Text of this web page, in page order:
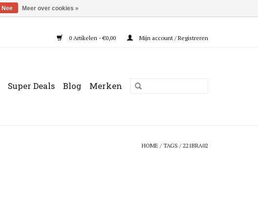
0 Artikelen - €0,00 Mijn account / Registreren
Super Deals Blog Merken
HOME /TAGS /221BRA02
Nee Meer over cookies »